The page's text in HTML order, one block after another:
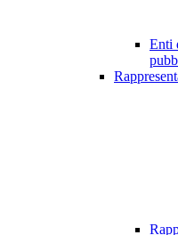
Enti